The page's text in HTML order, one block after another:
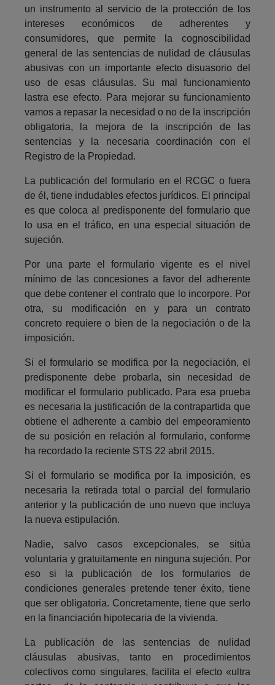
un instrumento al servicio de la protección de los
intereses económicos de adherentes y
consumidores, que permite la cognoscibilidad
general de las sentencias de nulidad de cláusulas
abusivas con un importante efecto disuasorio del
uso de esas cláusulas. Su mal funcionamiento
lastra ese efecto. Para mejorar su funcionamiento
vamos a repasar la necesidad o no de la inscripción
obligatoria, la mejora de la inscripción de las
sentencias y la necesaria coordinación con el
Registro de la Propiedad.
La publicación del formulario en el RCGC o fuera
de él, tiene indudables efectos jurídicos. El principal
es que coloca al predisponente del formulario que
lo usa en el tráfico, en una especial situación de
sujeción.
Por una parte el formulario vigente es el nivel
mínimo de las concesiones a favor del adherente
que debe contener el contrato que lo incorpore. Por
otra, su modificación en y para un contrato
concreto requiere o bien de la negociación o de la
imposición.
Si el formulario se modifica por la negociación, el
predisponente debe probarla, sin necesidad de
modificar el formulario publicado. Para esa prueba
es necesaria la justificación de la contrapartida que
obtiene el adherente a cambio del empeoramiento
de su posición en relación al formulario, conforme
ha recordado la reciente STS 22 abril 2015.
Si el formulario se modifica por la imposición, es
necesaria la retirada total o parcial del formulario
anterior y la publicación de uno nuevo que incluya
la nueva estipulación.
Nadie, salvo casos excepcionales, se sitúa
voluntaria y gratuitamente en ninguna sujeción. Por
eso si la publicación de los formularios de
condiciones generales pretende tener éxito, tiene
que ser obligatoria. Concretamente, tiene que serlo
en la financiación hipotecaria de la vivienda.
La publicación de las sentencias de nulidad
cláusulas abusivas, tanto en procedimientos
colectivos como singulares, facilita el efecto «ultra